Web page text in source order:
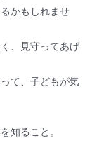
かもしれませ
、見守ってあげ
て、子どもが気
知ること。